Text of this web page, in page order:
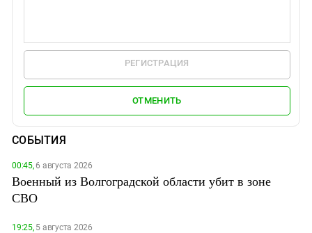
РЕГИСТРАЦИЯ
ОТМЕНИТЬ
СОБЫТИЯ
00:45,6 августа 2026
Военный из Волгоградской области убит в зоне
СВО
19:25,5 августа 2026